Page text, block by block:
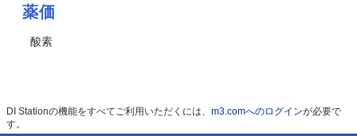
薬価
酸素
DI Stationの機能をすべてご利用いただくには、 m3.comへのログインが必要で
す。